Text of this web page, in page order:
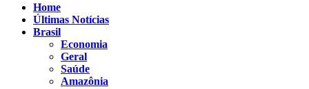
Home
Últimas Notícias
Brasil
Economia
Geral
Saúde
Amazônia